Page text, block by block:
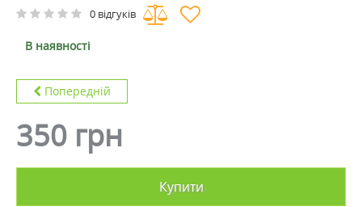
0 відгуків
В наявності
Попередній
350 грн
Купити